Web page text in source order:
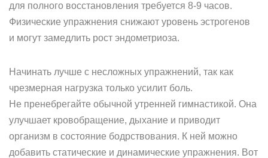
для полного восстановления требуется 8-9 часов.
Физические упражнения снижают уровень эстрогенов
и могут замедлить рост эндометриоза.
Начинать лучше с несложных упражнений, так как
чрезмерная нагрузка только усилит боль.
Не пренебрегайте обычной утренней гимнастикой. Она
улучшает кровобращение, дыхание и приводит
организм в состояние бодрствования. К ней можно
добавить статические и динамические упражнения. Вот